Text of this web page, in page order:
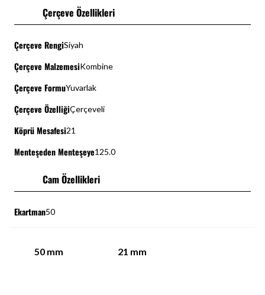
Çerçeve Özellikleri
Çerçeve RengiSiyah
Çerçeve MalzemesiKombine
Çerçeve FormuYuvarlak
Çerçeve ÖzelliğiÇerçeveli
Köprü Mesafesi21
Menteşeden Menteşeye125.0
Cam Özellikleri
Ekartman50
50 mm 21 mm